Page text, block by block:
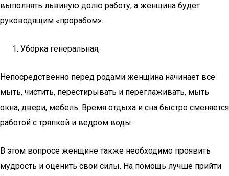
выполнять львиную долю работу, а женщина будет
руководящим «прорабом».
Уборка генеральная;
Непосредственно перед родами женщина начинает все
мыть, чистить, перестирывать и переглаживать, мыть
окна, двери, мебель. Время отдыха и сна быстро сменяется
работой с тряпкой и ведром воды.
В этом вопросе женщине также необходимо проявить
мудрость и оценить свои силы. На помощь лучше прийти